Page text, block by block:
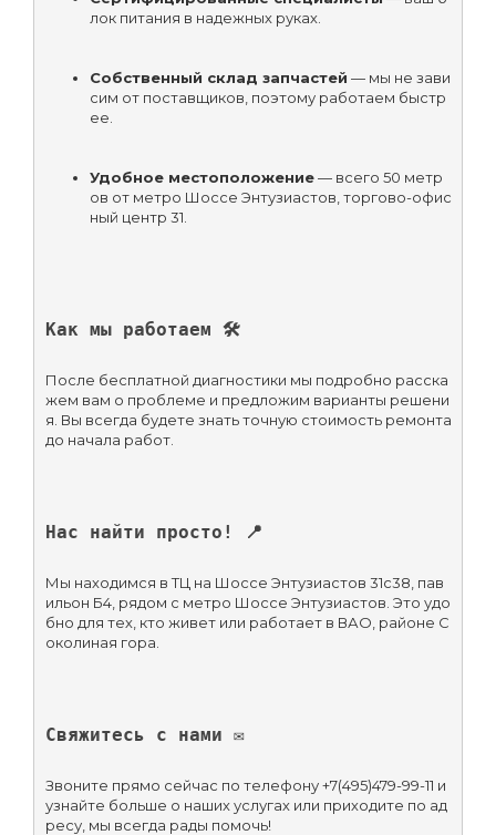
лок питания в надежных руках.
Собственный склад запчастей — мы не зави
сим от поставщиков, поэтому работаем быстр
ее.
Удобное местоположение — всего 50 метр
ов от метро Шоссе Энтузиастов, торгово-офис
ный центр 31.
Как мы работаем 🛠️
После бесплатной диагностики мы подробно расска
жем вам о проблеме и предложим варианты решени
я. Вы всегда будете знать точную стоимость ремонта
до начала работ.
Нас найти просто! 📍
Мы находимся в ТЦ на Шоссе Энтузиастов 31с38, пав
ильон Б4, рядом с метро Шоссе Энтузиастов. Это удо
бно для тех, кто живет или работает в ВАО, районе С
околиная гора.
Свяжитесь с нами ✉️
Звоните прямо сейчас по телефону +7(495)479-99-11 и
узнайте больше о наших услугах или приходите по ад
ресу, мы всегда рады помочь!